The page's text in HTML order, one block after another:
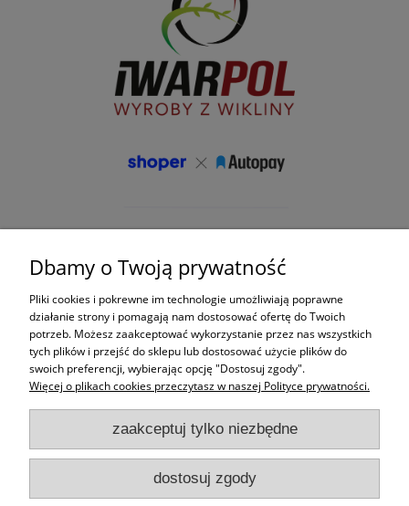
Dbamy o Twoją prywatność
Pliki cookies i pokrewne im technologie umożliwiają poprawne
działanie strony i pomagają nam dostosować ofertę do Twoich
potrzeb. Możesz zaakceptować wykorzystanie przez nas wszystkich
tych plików i przejść do sklepu lub dostosować użycie plików do
swoich preferencji, wybierając opcję "Dostosuj zgody".
Więcej o plikach cookies przeczytasz w naszej Polityce prywatności.
zaakceptuj tylko niezbędne
dostosuj zgody